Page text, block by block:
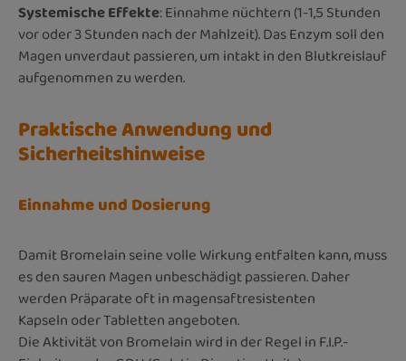
Systemische Effekte: Einnahme nüchtern (1-1,5 Stunden
vor oder 3 Stunden nach der Mahlzeit). Das Enzym soll den
Magen unverdaut passieren, um intakt in den Blutkreislauf
aufgenommen zu werden.
Praktische Anwendung und
Sicherheitshinweise
Einnahme und Dosierung
Damit Bromelain seine volle Wirkung entfalten kann, muss
es den sauren Magen unbeschädigt passieren. Daher
werden Präparate oft in magensaftresistenten
Kapseln oder Tabletten angeboten.
Die Aktivität von Bromelain wird in der Regel in F.I.P.-